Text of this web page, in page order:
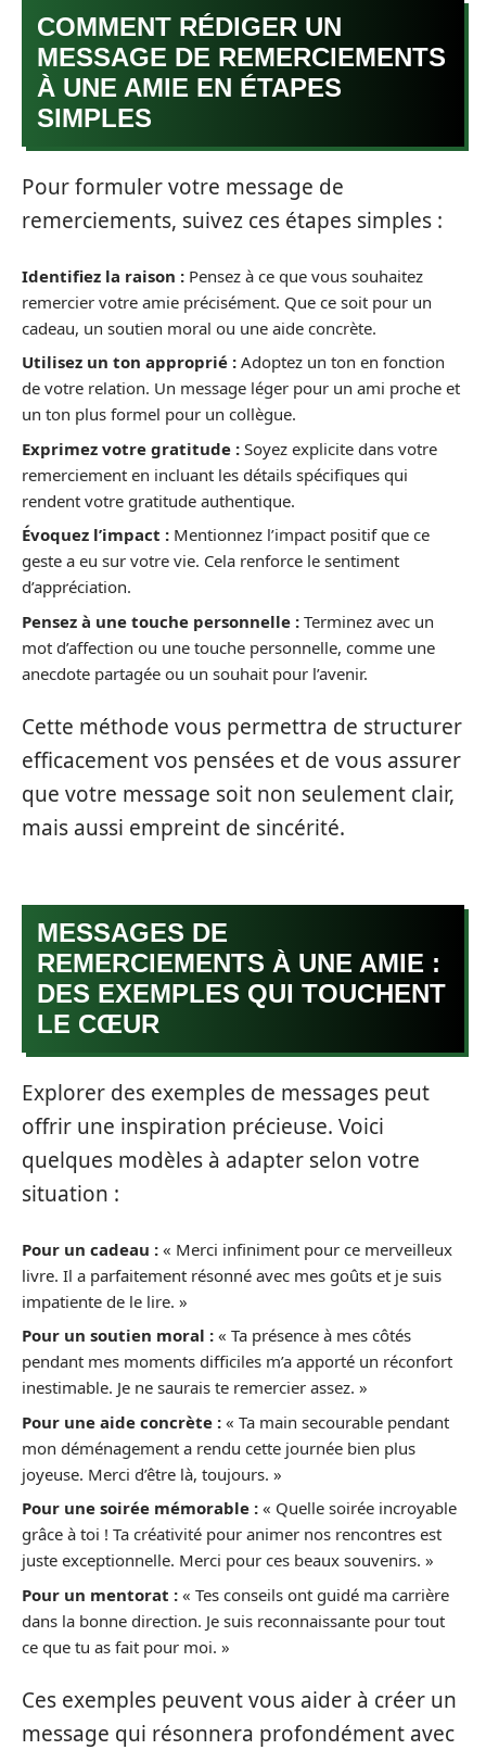
COMMENT RÉDIGER UN
MESSAGE DE REMERCIEMENTS
À UNE AMIE EN ÉTAPES
SIMPLES
Pour formuler votre message de
remerciements, suivez ces étapes simples :
Identifiez la raison : Pensez à ce que vous souhaitez
remercier votre amie précisément. Que ce soit pour un
cadeau, un soutien moral ou une aide concrète.
Utilisez un ton approprié : Adoptez un ton en fonction
de votre relation. Un message léger pour un ami proche et
un ton plus formel pour un collègue.
Exprimez votre gratitude : Soyez explicite dans votre
remerciement en incluant les détails spécifiques qui
rendent votre gratitude authentique.
Évoquez l’impact : Mentionnez l’impact positif que ce
geste a eu sur votre vie. Cela renforce le sentiment
d’appréciation.
Pensez à une touche personnelle : Terminez avec un
mot d’affection ou une touche personnelle, comme une
anecdote partagée ou un souhait pour l’avenir.
Cette méthode vous permettra de structurer
efficacement vos pensées et de vous assurer
que votre message soit non seulement clair,
mais aussi empreint de sincérité.
MESSAGES DE
REMERCIEMENTS À UNE AMIE :
DES EXEMPLES QUI TOUCHENT
LE CŒUR
Explorer des exemples de messages peut
offrir une inspiration précieuse. Voici
quelques modèles à adapter selon votre
situation :
Pour un cadeau : « Merci infiniment pour ce merveilleux
livre. Il a parfaitement résonné avec mes goûts et je suis
impatiente de le lire. »
Pour un soutien moral : « Ta présence à mes côtés
pendant mes moments difficiles m’a apporté un réconfort
inestimable. Je ne saurais te remercier assez. »
Pour une aide concrète : « Ta main secourable pendant
mon déménagement a rendu cette journée bien plus
joyeuse. Merci d’être là, toujours. »
Pour une soirée mémorable : « Quelle soirée incroyable
grâce à toi ! Ta créativité pour animer nos rencontres est
juste exceptionnelle. Merci pour ces beaux souvenirs. »
Pour un mentorat : « Tes conseils ont guidé ma carrière
dans la bonne direction. Je suis reconnaissante pour tout
ce que tu as fait pour moi. »
Ces exemples peuvent vous aider à créer un
message qui résonnera profondément avec